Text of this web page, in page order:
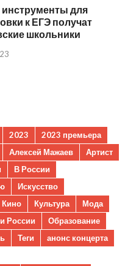
для
к ЕГЭ получат
школьники
2023
2023 премьера
Алексей Мажаев
Артист
В России
Искусство
Кино Культура
Мода
России
Образование
Теги
анонс концерта